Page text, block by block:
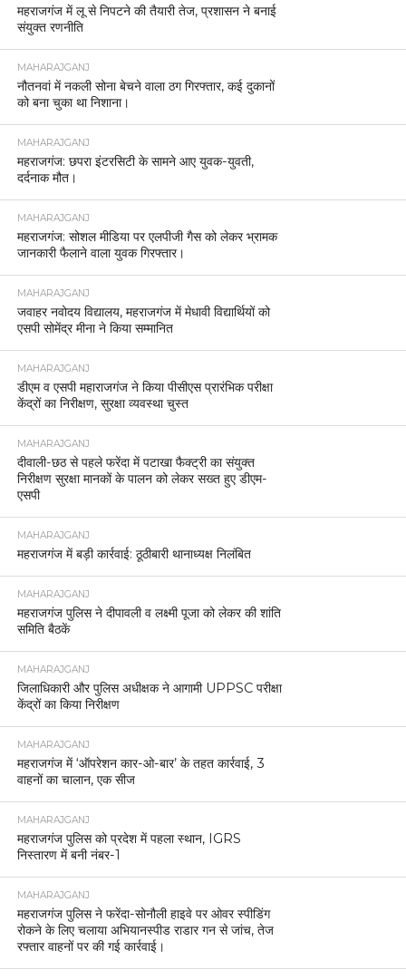
महराजगंज में लू से निपटने की तैयारी तेज, प्रशासन ने बनाई
संयुक्त रणनीति
MAHARAJGANJ
नौतनवां में नकली सोना बेचने वाला ठग गिरफ्तार, कई दुकानों
को बना चुका था निशाना।
MAHARAJGANJ
महराजगंज: छपरा इंटरसिटी के सामने आए युवक-युवती,
दर्दनाक मौत।
MAHARAJGANJ
महराजगंज: सोशल मीडिया पर एलपीजी गैस को लेकर भ्रामक
जानकारी फैलाने वाला युवक गिरफ्तार।
MAHARAJGANJ
जवाहर नवोदय विद्यालय, महराजगंज में मेधावी विद्यार्थियों को
एसपी सोमेंद्र मीना ने किया सम्मानित
MAHARAJGANJ
डीएम व एसपी महाराजगंज ने किया पीसीएस प्रारंभिक परीक्षा
केंद्रों का निरीक्षण, सुरक्षा व्यवस्था चुस्त
MAHARAJGANJ
दीवाली-छठ से पहले फरेंदा में पटाखा फैक्ट्री का संयुक्त
निरीक्षण सुरक्षा मानकों के पालन को लेकर सख्त हुए डीएम-
एसपी
MAHARAJGANJ
महराजगंज में बड़ी कार्रवाई: ठूठीबारी थानाध्यक्ष निलंबित
MAHARAJGANJ
महराजगंज पुलिस ने दीपावली व लक्ष्मी पूजा को लेकर की शांति
समिति बैठकें
MAHARAJGANJ
जिलाधिकारी और पुलिस अधीक्षक ने आगामी UPPSC परीक्षा
केंद्रों का किया निरीक्षण
MAHARAJGANJ
महराजगंज में ‘ऑपरेशन कार-ओ-बार’ के तहत कार्रवाई, 3
वाहनों का चालान, एक सीज
MAHARAJGANJ
महराजगंज पुलिस को प्रदेश में पहला स्थान, IGRS
निस्तारण में बनी नंबर-1
MAHARAJGANJ
महराजगंज पुलिस ने फरेंदा-सोनौली हाइवे पर ओवर स्पीडिंग
रोकने के लिए चलाया अभियानस्पीड राडार गन से जांच, तेज
रफ्तार वाहनों पर की गई कार्रवाई।